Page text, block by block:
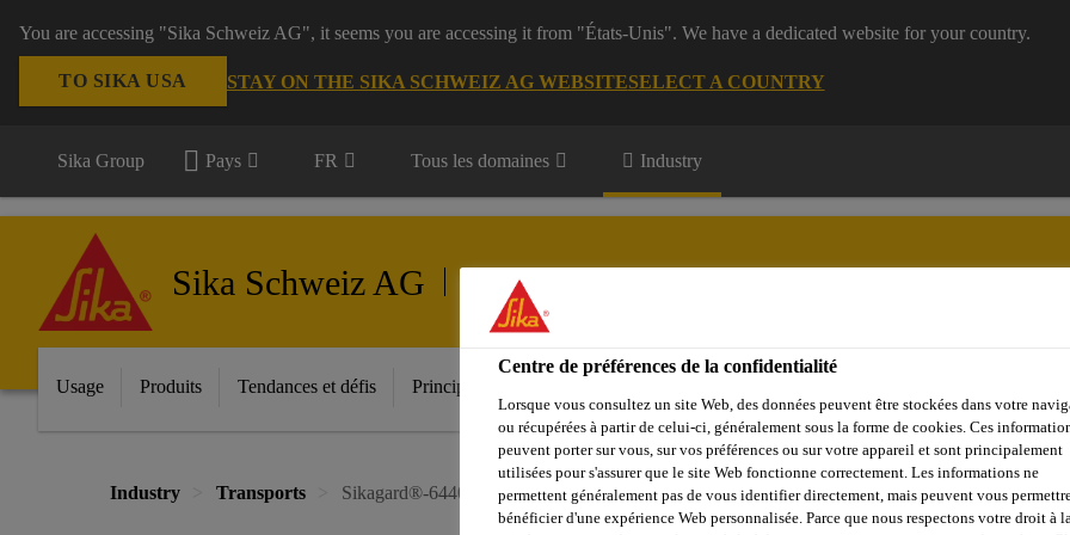
You are accessing "Sika Schweiz AG", it seems you are accessing it from "États-Unis". We have a dedicated website for your country.
TO SIKA USA STAY ON THE SIKA SCHWEIZ AG WEBSITESELECT A COUNTRY
Sika Group Pays FR Tous les domaines Industry
Sika Schweiz AG Transports
Usage Produits Tendances et défis Principales innovations
Industry Transports Sikagard®-6440 S
Centre de préférences de la confidentialité
Lorsque vous consultez un site Web, des données peuvent être stockées dans votre
ou récupérées à partir de celui-ci, généralement sous la forme de cookies. Ces
peuvent porter sur vous, sur vos préférences ou sur votre appareil et sont principalement
utilisées pour s'assurer que le site Web fonctionne correctement. Les informations ne
permettent généralement pas de vous identifier directement, mais peuvent vous
bénéficier d'une expérience Web personnalisée. Parce que nous respectons votre droit à